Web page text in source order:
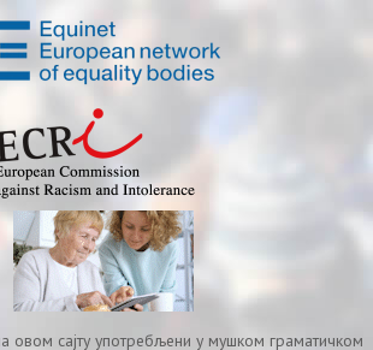
овом сајту употребљени у мушком граматичком